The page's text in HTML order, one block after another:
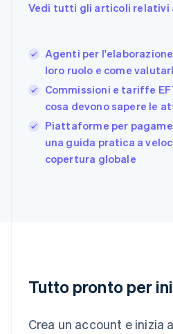
Vedi tutti gli articoli relativi
Agenti per
loro ruolo e come
Commissioni e tariffe
cosa devono sapere le
Piattaforme per
una guida pratica a
copertura globale
Tutto pronto per
Crea un account e inizia
Francia
Deutsch English
Giappone
Gibilterra
English
Grecia
India
English
Lituania
Lussemburgo